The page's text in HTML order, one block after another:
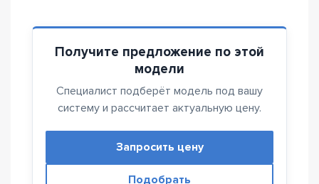
Получите предложение по этой
модели
Специалист подберёт модель под вашу
систему и рассчитает актуальную цену.
Запросить цену
Подобрать